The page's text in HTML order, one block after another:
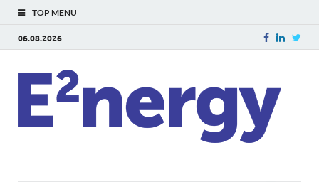
TOP MENU
06.08.2026